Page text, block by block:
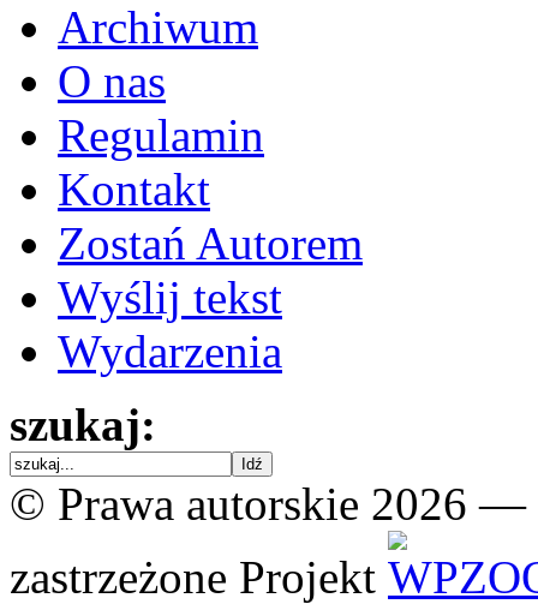
Archiwum
O nas
Regulamin
Kontakt
Zostań Autorem
Wyślij tekst
Wydarzenia
szukaj:
© Prawa autorskie 2026 —
zastrzeżone Projekt